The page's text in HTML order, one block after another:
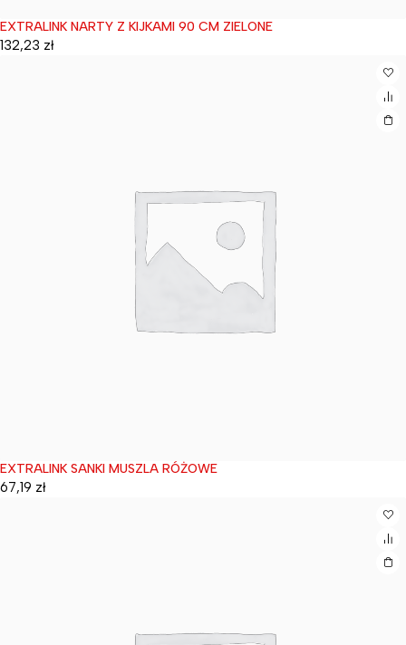
Wyprzedane
EXTRALINK NARTY Z KIJKAMI 90 CM ZIELONE
132,23 zł
Wyprzedane
EXTRALINK SANKI MUSZLA RÓŻOWE
67,19 zł